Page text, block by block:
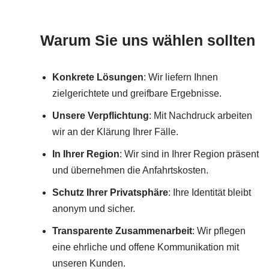
Warum Sie uns wählen sollten
Konkrete Lösungen: Wir liefern Ihnen
zielgerichtete und greifbare Ergebnisse.
Unsere Verpflichtung: Mit Nachdruck arbeiten
wir an der Klärung Ihrer Fälle.
In Ihrer Region: Wir sind in Ihrer Region präsent
und übernehmen die Anfahrtskosten.
Schutz Ihrer Privatsphäre: Ihre Identität bleibt
anonym und sicher.
Transparente Zusammenarbeit: Wir pflegen
eine ehrliche und offene Kommunikation mit
unseren Kunden.